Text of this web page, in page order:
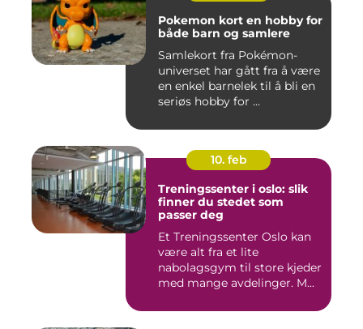
Pokemon kort en hobby for
både barn og samlere
Samlekort fra Pokémon-
universet har gått fra å være
en enkel barnelek til å bli en
seriøs hobby for ...
10. feb
Treningssenter i oslo: slik
finner du stedet som
passer deg
Et Treningssenter Oslo kan
være alt fra et lite
nabolagsgym til store kjeder
med mange avdelinger. M...